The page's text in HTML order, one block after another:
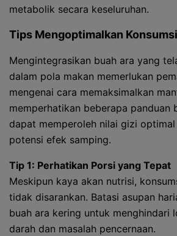
metabolik secara keseluruhan.
Tips Mengoptimalkan
Mengintegrasikan buah ara yang
dalam pola makan memerlukan
mengenai cara memaksimalkan
memperhatikan beberapa panduan
dapat memperoleh nilai gizi
potensi efek samping.
Tip 1: Perhatikan Porsi yang Tepat
Meskipun kaya akan nutrisi,
tidak disarankan. Batasi asupan
buah ara kering untuk menghindari
darah dan masalah pencernaan.